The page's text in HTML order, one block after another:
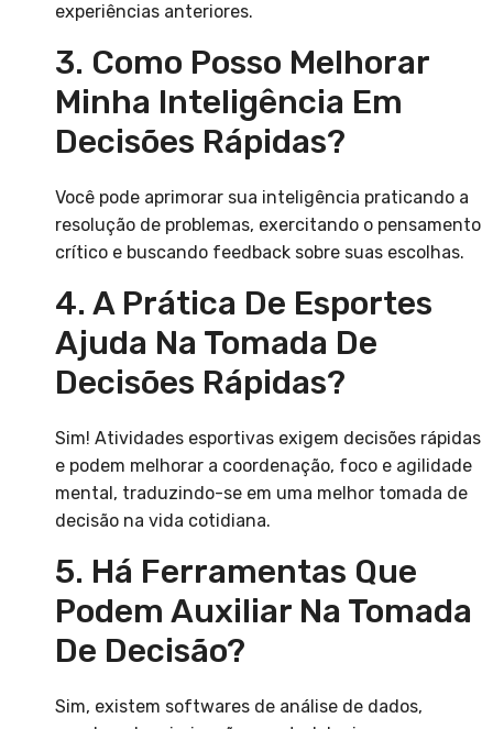
experiências anteriores.
3. Como Posso Melhorar
Minha Inteligência Em
Decisões Rápidas?
Você pode aprimorar sua inteligência praticando a
resolução de problemas, exercitando o pensamento
crítico e buscando feedback sobre suas escolhas.
4. A Prática De Esportes
Ajuda Na Tomada De
Decisões Rápidas?
Sim! Atividades esportivas exigem decisões rápidas
e podem melhorar a coordenação, foco e agilidade
mental, traduzindo-se em uma melhor tomada de
decisão na vida cotidiana.
5. Há Ferramentas Que
Podem Auxiliar Na Tomada
De Decisão?
Sim, existem softwares de análise de dados,